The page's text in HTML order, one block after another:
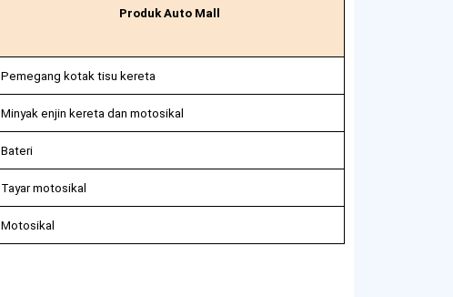
Produk Auto Mall
Pemegang kotak tisu kereta
Minyak enjin kereta dan motosikal
Bateri
Tayar motosikal
Motosikal